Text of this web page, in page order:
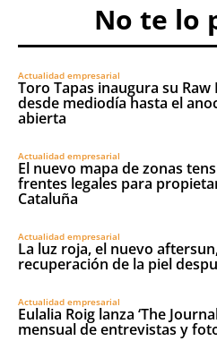
No te lo
Actualidad empresarial
Toro Tapas inaugura su
desde mediodía hasta el
abierta
Actualidad empresarial
El nuevo mapa de zonas
frentes legales para
Cataluña
Actualidad empresarial
La luz roja, el nuevo
recuperación de la piel
Actualidad empresarial
Eulalia Roig lanza ‘The
mensual de entrevistas y